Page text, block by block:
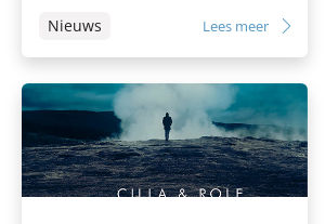
Nieuws Lees meer